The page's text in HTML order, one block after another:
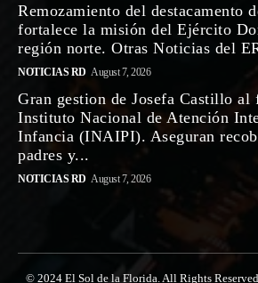
Remozamiento del destacamento
fortalece la misión del Ejército
región norte. Otras Noticias del
NOTICIAS RD August 7, 2026
Gran gestion de Josefa Castillo al
Instituto Nacional de Atención
Infancia (INAIPI). Aseguran
padres y...
NOTICIAS RD August 7, 2026
© 2024 El Sol de la Florida. All Rights